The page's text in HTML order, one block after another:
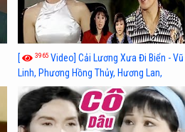
[ 3965 Video] Cải Lương Xưa Đi Biển - Vũ
Linh, Phương Hồng Thủy, Hương Lan,
Thanh Hằng